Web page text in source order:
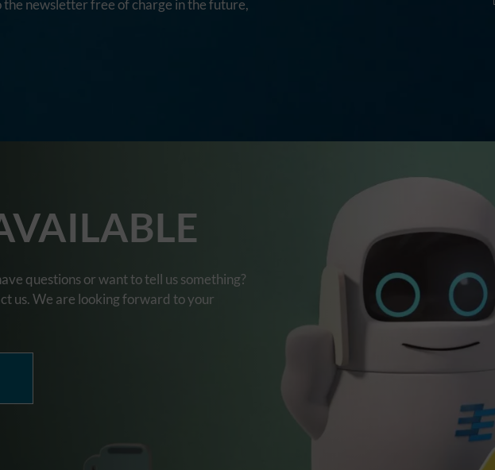
the newsletter free of charge in the future,
questions or want to tell us something?
us. We are looking forward to your